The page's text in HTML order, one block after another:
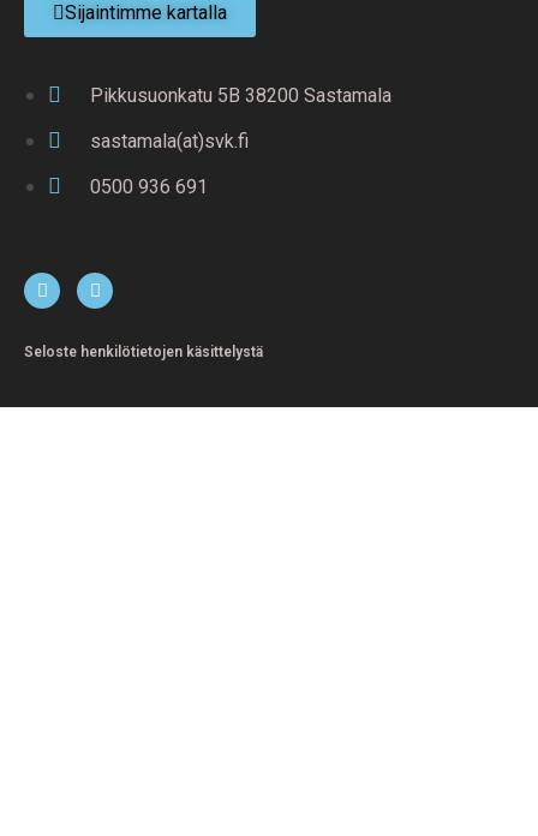
Sijaintimme kartalla
Pikkusuonkatu 5B 38200 Sastamala
sastamala(at)svk.fi
0500 936 691
Seloste henkilötietojen käsittelystä